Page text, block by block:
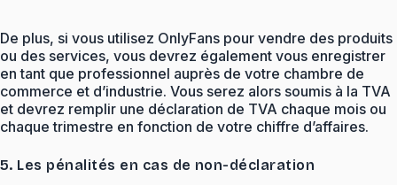
De plus, si vous utilisez OnlyFans pour vendre des produits
ou des services, vous devrez également vous enregistrer
en tant que professionnel auprès de votre chambre de
commerce et d’industrie. Vous serez alors soumis à la TVA
et devrez remplir une déclaration de TVA chaque mois ou
chaque trimestre en fonction de votre chiffre d’affaires.
5. Les pénalités en cas de non-déclaration